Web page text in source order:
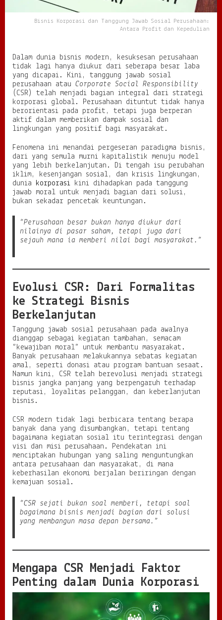
u
a
w
a
S
o
i
a
P
e
s
h
a
n
:
r
a
P
f
t
d
n
K
e
d
u
i
a
n
Bisnis Korporasi dan Tanggung Jawab Sosial Perusahaan:
Antara Profit dan Kepedulian
Dalam dunia bisnis modern, kesuksesan perusahaan
tidak lagi hanya diukur dari seberapa besar laba
yang dicapai. Kini, tanggung jawab sosial
perusahaan atau Corporate Social Responsibility
(CSR) telah menjadi bagian integral dari strategi
korporasi global. Perusahaan dituntut tidak hanya
berorientasi pada profit, tetapi juga berperan
aktif dalam memberikan dampak sosial dan
lingkungan yang positif bagi masyarakat.
Fenomena ini menandai pergeseran paradigma bisnis,
dari yang semula murni kapitalistik menuju model
yang lebih berkelanjutan. Di tengah isu perubahan
iklim, kesenjangan sosial, dan krisis lingkungan,
dunia
korporasi kini dihadapkan pada tanggung
jawab moral untuk menjadi bagian dari solusi,
bukan sekadar pencetak keuntungan.
“Perusahaan besar bukan hanya diukur dari
nilainya di pasar saham, tetapi juga dari
sejauh mana ia memberi nilai bagi masyarakat.”
Evolusi CSR: Dari Formalitas
ke Strategi Bisnis
Berkelanjutan
Tanggung jawab sosial perusahaan pada awalnya
dianggap sebagai kegiatan tambahan, semacam
“kewajiban moral” untuk membantu masyarakat.
Banyak perusahaan melakukannya sebatas kegiatan
amal, seperti donasi atau program bantuan sesaat.
Namun kini, CSR telah berevolusi menjadi strategi
bisnis jangka panjang yang berpengaruh terhadap
reputasi, loyalitas pelanggan, dan keberlanjutan
bisnis.
CSR modern tidak lagi berbicara tentang berapa
banyak dana yang disumbangkan, tetapi tentang
bagaimana kegiatan sosial itu terintegrasi dengan
visi dan misi perusahaan. Pendekatan ini
menciptakan hubungan yang saling menguntungkan
antara perusahaan dan masyarakat, di mana
keberhasilan ekonomi berjalan beriringan dengan
kemajuan sosial.
“CSR sejati bukan soal memberi, tetapi soal
bagaimana bisnis menjadi bagian dari solusi
yang membangun masa depan bersama.”
Mengapa CSR Menjadi Faktor
Penting dalam Dunia Korporasi